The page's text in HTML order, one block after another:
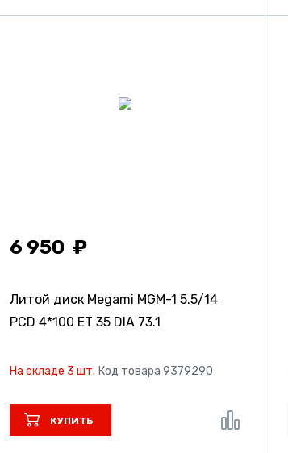
6 950
Литой диск Megami MGM-1 5.5/14
PCD 4*100 ET 35 DIA 73.1
На складе 3 шт. Код товара 9379290
КУПИТЬ